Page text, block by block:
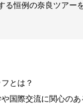
恒例の奈良ツアー
とは？
国際交流に関心の